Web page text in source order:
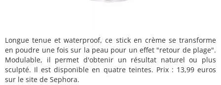
Longue tenue et waterproof, ce stick en crème se transforme
en poudre une fois sur la peau pour un effet "retour de plage".
Modulable, il permet d'obtenir un résultat naturel ou plus
sculpté. Il est disponible en quatre teintes. Prix : 13,99 euros
sur le site de Sephora.